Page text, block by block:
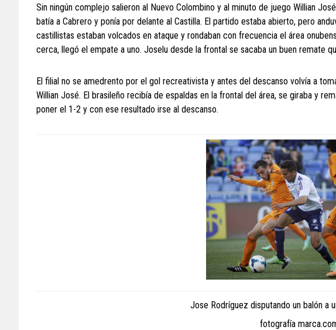
Sin ningún complejo salieron al Nuevo Colombino y al minuto de juego Willian
batía a Cabrero y ponía por delante al Castilla. El partido estaba abierto, pero
castillistas estaban volcados en ataque y rondaban con frecuencia el área
cerca, llegó el empate a uno. Joselu desde la frontal se sacaba un buen remate
El filial no se amedrento por el gol recreativista y antes del descanso volvía a
Willian José. El brasileño recibía de espaldas en la frontal del área, se giraba y
poner el 1-2 y con ese resultado irse al descanso.
Jose Rodríguez disputando un balón a
fotografía